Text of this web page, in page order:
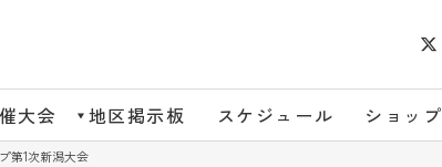
大会 地区掲示板 スケジュール ショップ
第1次新潟大会